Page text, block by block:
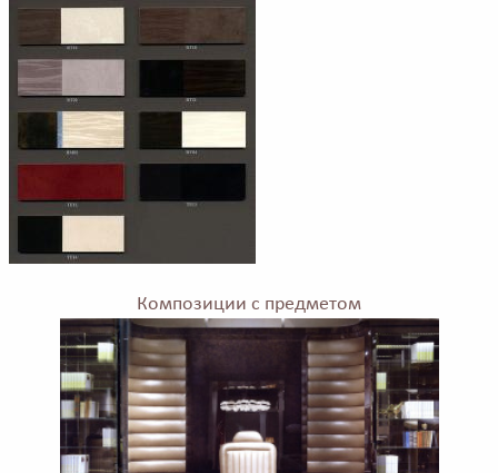
Композиции с предметом